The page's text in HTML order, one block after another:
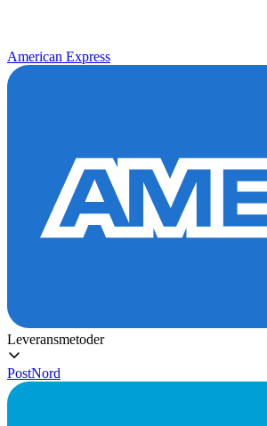
American Express
Leveransmetoder
PostNord